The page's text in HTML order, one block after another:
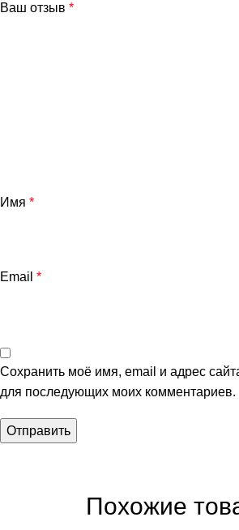
Ваш отзыв *
Имя *
Email *
Сохранить моё имя, email и адрес
для последующих моих комментариев.
Похожие